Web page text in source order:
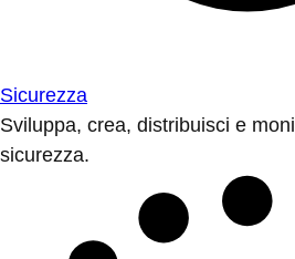
Sicurezza
Sviluppa, crea, distribuisci e
sicurezza.